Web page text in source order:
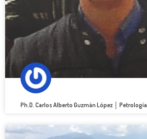
Ph.D. Carlos Alberto Guzmán López │ Petrología